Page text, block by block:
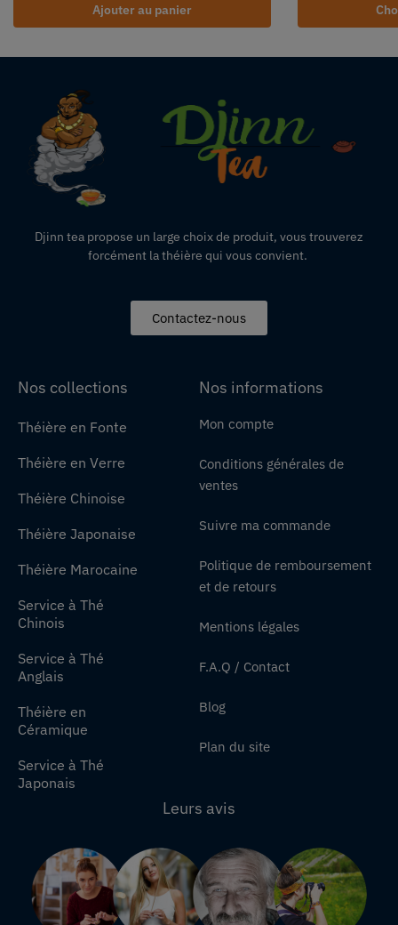
Ajouter au panier
Djinn tea propose un large choix de produit, vous trouverez
forcément la théière qui vous convient.
Contactez-nous
Nos collections
Théière en Fonte
Théière en Verre
Théière Chinoise
Théière Japonaise
Théière Marocaine
Service à Thé
Chinois
Service à Thé
Anglais
Théière en
Céramique
Service à Thé
Japonais
Nos informations
Mon compte
Conditions générales de
ventes
Suivre ma commande
Politique de remboursement
et de retours
Mentions légales
F.A.Q / Contact
Blog
Plan du site
Leurs avis